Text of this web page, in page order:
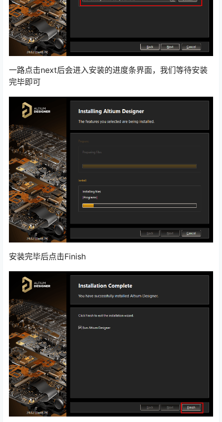
一路点击next后会进入安装的进度条界面，我们等待安装
完毕即可
安装完毕后点击Finish